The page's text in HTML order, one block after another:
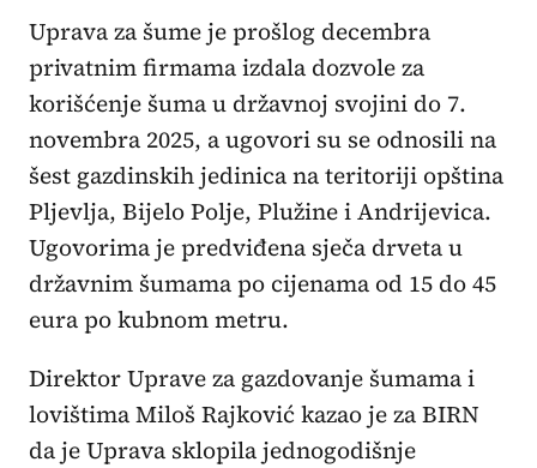
Uprava za šume je prošlog decembra
privatnim firmama izdala dozvole za
korišćenje šuma u državnoj svojini do 7.
novembra 2025, a ugovori su se odnosili na
šest gazdinskih jedinica na teritoriji opština
Pljevlja, Bijelo Polje, Plužine i Andrijevica.
Ugovorima je predviđena sječa drveta u
državnim šumama po cijenama od 15 do 45
eura po kubnom metru.
Direktor Uprave za gazdovanje šumama i
lovištima Miloš Rajković kazao je za BIRN
da je Uprava sklopila jednogodišnje